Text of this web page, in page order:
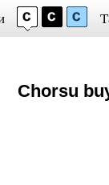
Chorsu